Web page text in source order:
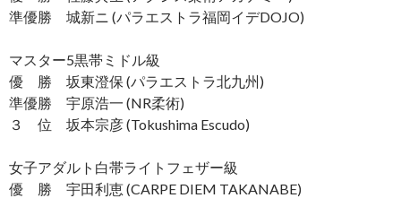
準優勝 城新ニ (パラエストラ福岡イデDOJO)
マスター5黒帯ミドル級
優 勝 坂東澄保 (パラエストラ北九州)
準優勝 宇原浩一 (NR柔術)
３ 位 坂本宗彦 (Tokushima Escudo)
女子アダルト白帯ライトフェザー級
優 勝 宇田利恵 (CARPE DIEM TAKANABE)